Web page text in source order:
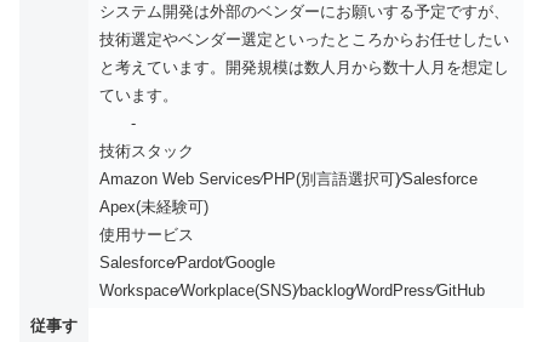
システム開発は外部のベンダーにお願いする予定ですが、
技術選定やベンダー選定といったところからお任せしたい
と考えています。開発規模は数⼈⽉から数⼗⼈⽉を想定し
ています。
-
技術スタック
Amazon Web Services∕PHP(別⾔語選択可)∕Salesforce
Apex(未経験可)
使⽤サービス
Salesforce∕Pardot∕Google
Workspace∕Workplace(SNS)∕backlog∕WordPress∕GitHub
従事す